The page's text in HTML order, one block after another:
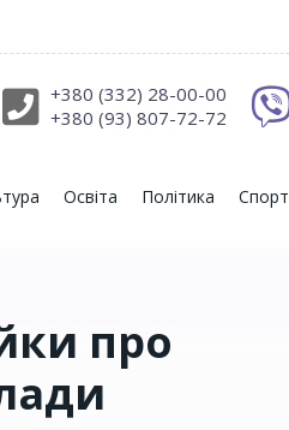
+380 (332) 28-00-00
+380 (93) 807-72-72
Освіта Політика Спорт
про